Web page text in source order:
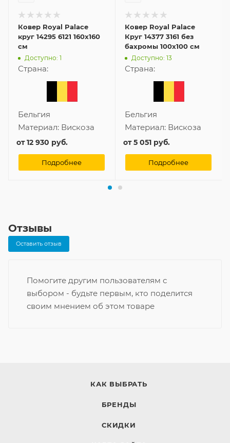
Ковер Royal Palace
круг 14295 6121 160x160
см
Доступно: 1
Страна:
Бельгия
Материал: Вискоза
от12 930 руб.
Подробнее
Ковер Royal Palace
Круг 14377 3161 без
бахромы 100x100 см
Доступно: 13
Страна:
Бельгия
Материал: Вискоза
от5 051 руб.
Подробнее
Отзывы
Оставить отзыв
Помогите другим пользователям с
выбором - будьте первым, кто поделится
своим мнением об этом товаре
КАК ВЫБРАТЬ
БРЕНДЫ
СКИДКИ